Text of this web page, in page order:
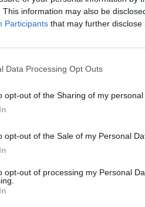
This information may also be
Participants that may further disclose
Data Processing Opt Outs
opt-out of the Sharing of my personal
opt-out of the Sale of my Personal
opt-out of processing my Personal
Premier League saudí
en fútbol femenino con
de la plataforma ATA